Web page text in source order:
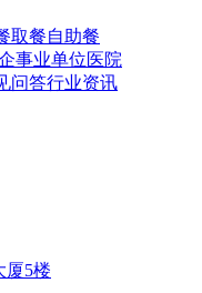
取餐自助餐
事业单位医院
问答行业资讯
厦5楼